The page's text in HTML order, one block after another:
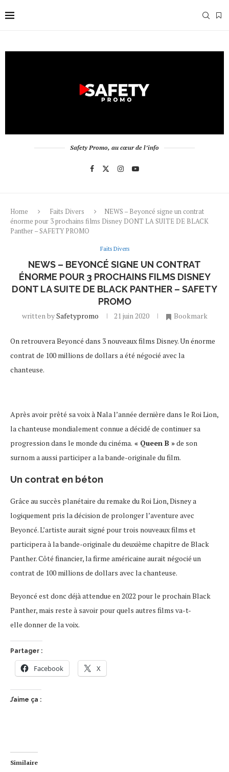
Safety Promo, au cœur de l’info
Home Faits Divers
NEWS – Beyoncé signe un contrat
énorme pour 3 prochains films Disney DONT LA SUITE DE BLACK
Panther – SAFETY PROMO
Faits Divers
NEWS – BEYONCÉ SIGNE UN CONTRAT
ÉNORME POUR 3 PROCHAINS FILMS DISNEY
DONT LA SUITE DE BLACK PANTHER – SAFETY
PROMO
written bySafetypromo 21 juin 2020 Bookmark
On retrouvera Beyoncé dans 3 nouveaux films Disney. Un énorme
contrat de 100 millions de dollars a été négocié avec la
chanteuse.
Après avoir prêté sa voix à Nala l’année dernière dans le Roi Lion,
la chanteuse mondialement connue a décidé de continuer sa
progression dans le monde du cinéma. « Queen B »de son
surnom a aussi participer a la bande-originale du film.
Un contrat en béton
Grâce au succès planétaire du remake du Roi Lion, Disney a
logiquement pris la décision de prolonger l’aventure avec
Beyoncé. L’artiste aurait signé pour trois nouveaux films et
participera à la bande-originale du deuxième chapitre de Black
Panther. Côté financier, la firme américaine aurait négocié un
contrat de 100 millions de dollars avec la chanteuse.
Beyoncé est donc déjà attendue en 2022 pour le prochain Black
Panther, mais reste à savoir pour quels autres films va-t-
elle donner de la voix.
Partager :
Facebook X
J’aime ça :
Similaire